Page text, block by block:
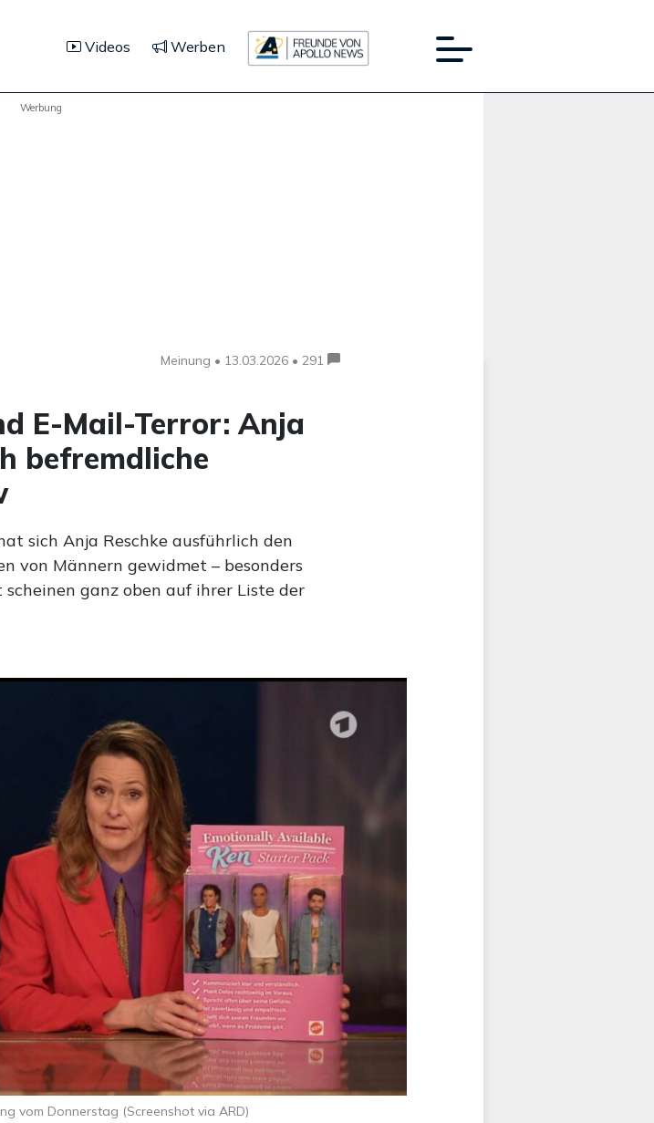
Videos Werben
Werbung
Meinung • 13.03.2026 • 291
E-Mail-Terror: Anja
befremdliche
sich Anja Reschke ausführlich den
von Männern gewidmet – besonders
ganz oben auf ihrer Liste der
vom Donnerstag (Screenshot via ARD)